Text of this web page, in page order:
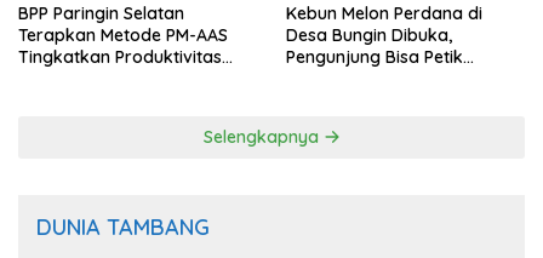
BPP Paringin Selatan
Terapkan Metode PM-AAS
Tingkatkan Produktivitas
Kebun Melon Perdana di
Desa Bungin Dibuka,
Pengunjung Bisa Petik
Selengkapnya
DUNIA TAMBANG